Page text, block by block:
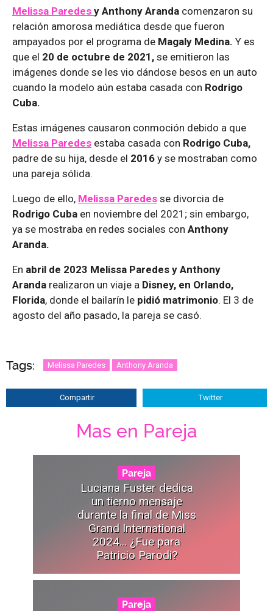
Melissa Paredes y Anthony Aranda comenzaron su
relación amorosa mediática desde que fueron
ampayados por el programa de Magaly Medina. Y es
que el 20 de octubre de 2021, se emitieron las
imágenes donde se les vio dándose besos en un auto
cuando la modelo aún estaba casada con Rodrigo
Cuba.
Estas imágenes causaron conmoción debido a que
Melissa Paredes estaba casada con Rodrigo Cuba,
padre de su hija, desde el 2016 y se mostraban como
una pareja sólida.
Luego de ello, Melissa Paredes se divorcia de
Rodrigo Cuba en noviembre del 2021; sin embargo,
ya se mostraba en redes sociales con Anthony
Aranda.
En abril de 2023 Melissa Paredes y Anthony
Aranda realizaron un viaje a Disney, en Orlando,
Florida, donde el bailarín le pidió matrimonio. El 3 de
agosto del año pasado, la pareja se casó.
Tags: Melissa Paredes Anthony Aranda
Compartir Twitter
Mas en Pareja
Pareja
Luciana Fuster dedica
un tierno mensaje
durante la final de Miss
Grand International
2024... ¿Fue para
Patricio Parodi?
Pareja